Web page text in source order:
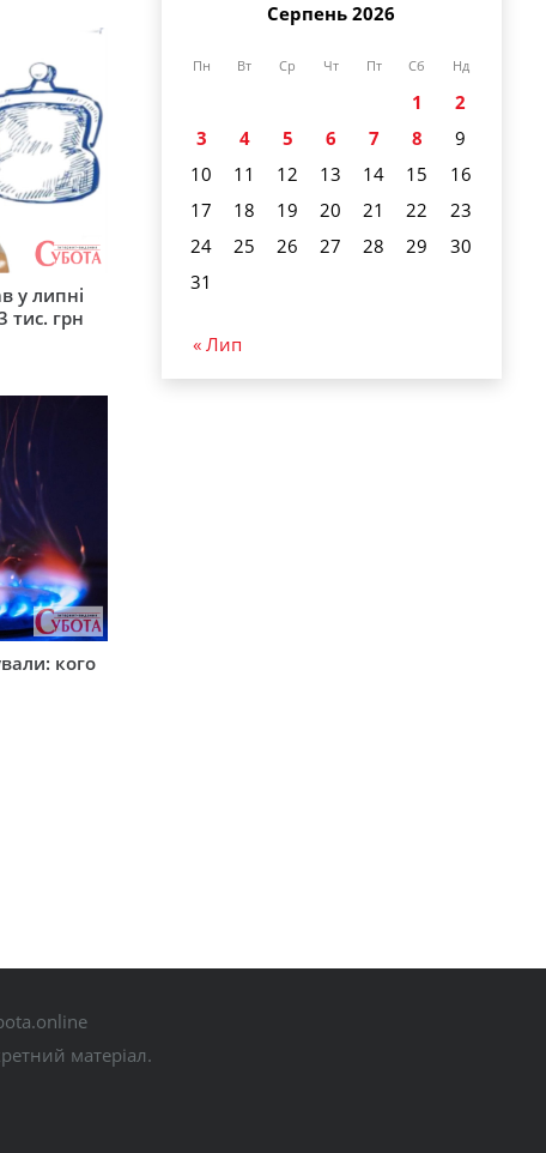
у липні
тис. грн
кого
Серпень 2026
Пн Вт Ср Чт Пт Сб Нд
1
2
3
4 5 6 7 8
9
10
11 12 13 14 15
16
17
18 19 20 21 22
23
24
25 26 27 28 29
30
31
« Лип
матеріал.